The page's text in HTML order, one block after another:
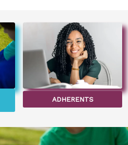
ADHERENTS